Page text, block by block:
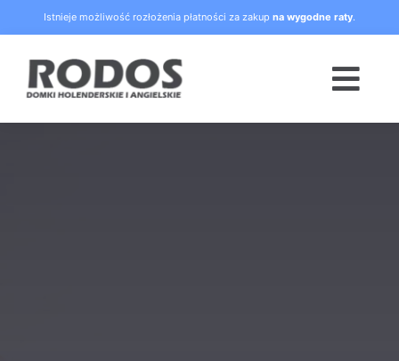
to
content
Istnieje możliwość rozłożenia płatności za zakup na wygodne raty.